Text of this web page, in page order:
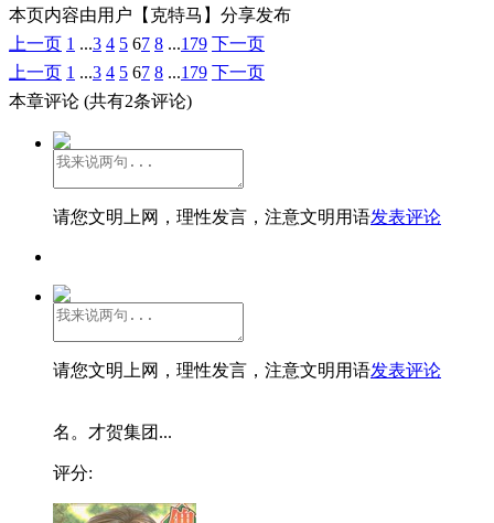
本页内容由用户【克特马】分享发布
上一页 1 ...3 4 5 67 8 ...179 下一页
上一页 1 ...3 4 5 67 8 ...179 下一页
本章评论 (共有2条评论)
请您文明上网，理性发言，注意文明用语发表评论
请您文明上网，理性发言，注意文明用语发表评论
名。才贺集团...
评分: